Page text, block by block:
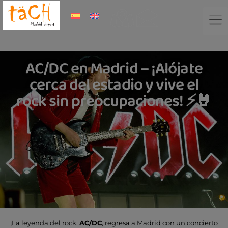
AC/DC en Madrid – ¡Alójate
cerca del estadio y vive el
rock sin preocupaciones! ⚡🤘
¡La leyenda del rock, AC/DC, regresa a Madrid con un concierto